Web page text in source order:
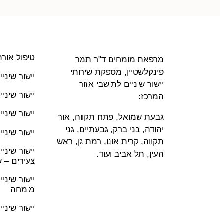
מרפאת מומחים ד"ר תמר
פינקלשטיין, מספקת שירותי
יישור שיניים לתושבי אזור
המרכז:
גבעת שמואל, פתח תקווה, אור
יהודה, בני ברק, גבעתיים, גני
תקווה, קרית אונו, רמת גן, ראש
העין, תל אביב ועוד.
טיפול
יישור
יישור
יישור
יישור
יישור
צעירים
יישור
מומחה
יישור